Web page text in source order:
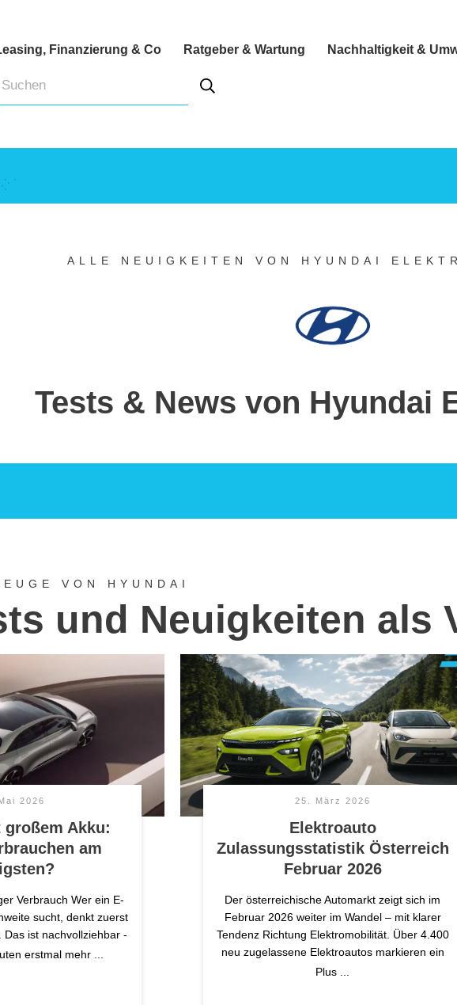
Finanzierung & Co Ratgeber & Wartung Nachhaltigkeit &
ALLE NEUIGKEITEN VON HYUNDAI
Tests & News von Hyundai
VON HYUNDAI
und Neuigkeiten als
2026
Akku:
am
Verbrauch Wer ein E-
sucht, denkt zuerst
Das ist nachvollziehbar -
erstmal mehr
25. März 2026
Elektroauto
Zulassungsstatistik Österreich
Februar 2026
Der österreichische Automarkt zeigt sich im
Februar 2026 weiter im Wandel – mit klarer
Tendenz Richtung Elektromobilität. Über 4.400
neu zugelassene Elektroautos markieren ein
Plus